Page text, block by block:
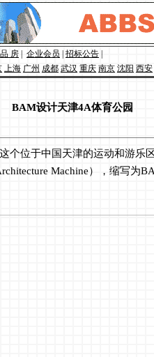
品 房 企业会员 招标公告
上海 广州 成都 武汉 重庆 南京 沈阳 西安
BAM设计天津4A体育公园
个位于中国天津的运动和游乐
Machine），缩写为